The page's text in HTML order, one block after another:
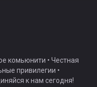
комьюнити • Честная
привилегии •
к нам сегодня!